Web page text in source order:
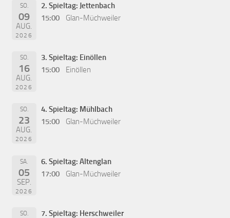
SO.
09
AUG.
2026
2. Spieltag: Jettenbach
15:00
Glan-Müchweiler
SO.
16
AUG.
2026
3. Spieltag: Einöllen
15:00
Einöllen
SO.
23
AUG.
2026
4. Spieltag: Mühlbach
15:00
Glan-Müchweiler
SA.
05
SEP.
2026
6. Spieltag: Altenglan
17:00
Glan-Müchweiler
SO. 7. Spieltag: Herschweiler